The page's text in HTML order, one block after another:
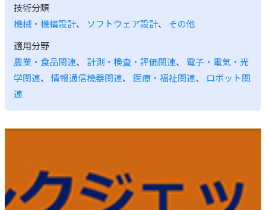
技術分類
機械・機構設計、 ソフトウェア設計、 その他
適用分野
農業・食品関連、 計測・検査・評価関連、 電子・電気・光
学関連、 情報通信機器関連、 医療・福祉関連、 ロボット関
連